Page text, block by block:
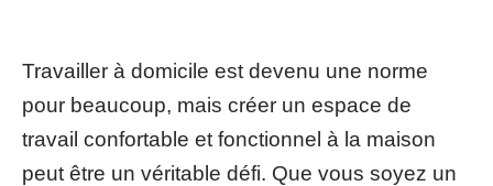
Travailler à domicile est devenu une norme
pour beaucoup, mais créer un espace de
travail confortable et fonctionnel à la maison
peut être un véritable défi. Que vous soyez un